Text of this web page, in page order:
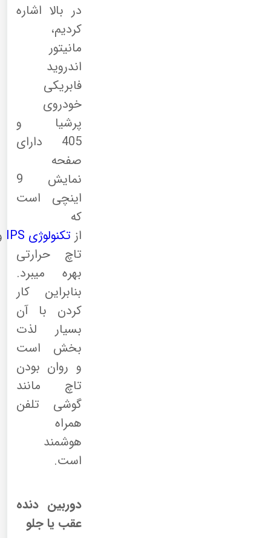
در بالا اشاره
کردیم،
مانیتور
اندروید
فابریکی
خودروی
پرشیا و
405 دارای
صفحه
نمایش 9
اینچی است
که
از تکنولوژی IPS
تاچ حرارتی
بهره میبرد.
بنابراین کار
کردن با آن
بسیار لذت
بخش است
و روان بودن
تاچ مانند
گوشی تلفن
همراه
هوشمند
است.
دوربین دنده
عقب یا جلو